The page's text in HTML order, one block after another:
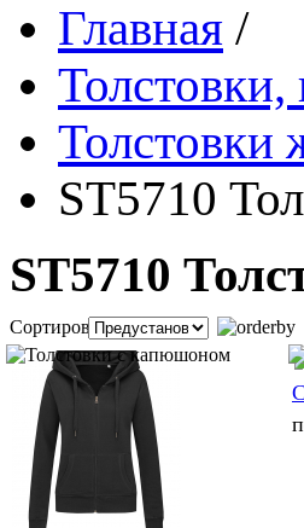
Главная /
Толстовки
ST5710
ST5710
Сортировка: